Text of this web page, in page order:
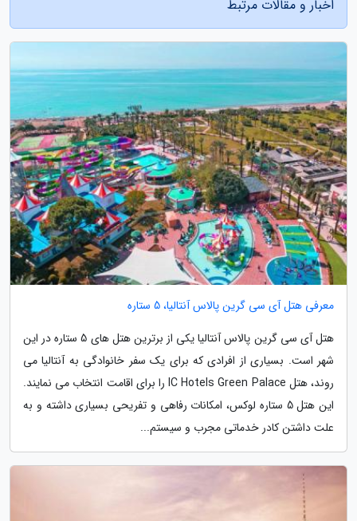
اخبار و مقالات مرتبط
معرفی هتل آی سی گرین پالاس آنتالیا، 5 ستاره
هتل آی سی گرین پالاس آنتالیا یکی از برترین هتل های 5 ستاره در این
شهر است. بسیاری از افرادی که برای یک سفر خانوادگی به آنتالیا می
روند، هتل IC Hotels Green Palace را برای اقامت انتخاب می نمایند.
این هتل 5 ستاره لوکس، امکانات رفاهی و تفریحی بسیاری داشته و به
علت داشتن کادر خدماتی مجرب و سیستم...